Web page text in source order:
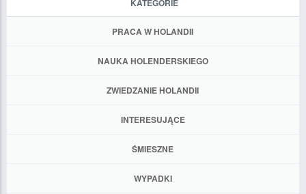
KATEGORIE
PRACA W HOLANDII
NAUKA HOLENDERSKIEGO
ZWIEDZANIE HOLANDII
INTERESUJĄCE
ŚMIESZNE
WYPADKI